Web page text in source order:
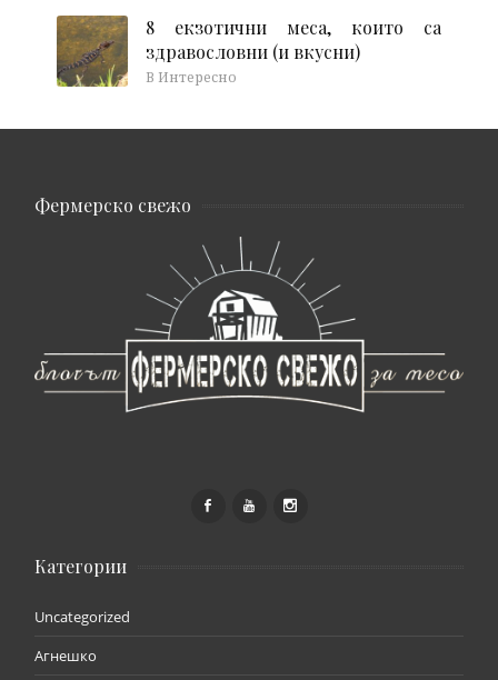
8 екзотични меса, които са
здравословни (и вкусни)
В Интересно
Фермерско свежо
Категории
Uncategorized
Агнешко